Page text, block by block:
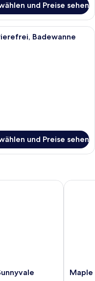
und Preise sehen
mit Badewanne,
Badewanne
und Preise sehen
Maple
Maple
Maple